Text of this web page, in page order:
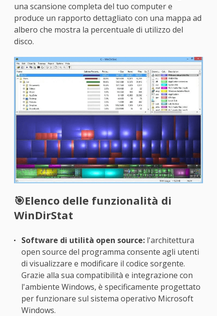
una scansione completa del tuo computer e
produce un rapporto dettagliato con una mappa ad
albero che mostra la percentuale di utilizzo del
disco.
🎯Elenco delle funzionalità di
WinDirStat
Software di utilità open source:l'architettura
open source del programma consente agli utenti
di visualizzare e modificare il codice sorgente.
Grazie alla sua compatibilità e integrazione con
l'ambiente Windows, è specificamente progettato
per funzionare sul sistema operativo Microsoft
Windows.